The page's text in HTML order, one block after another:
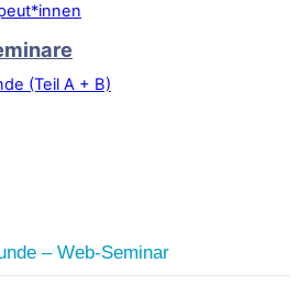
(Teil A + B)
– Web-Seminar